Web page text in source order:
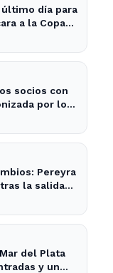
día para
a la Copa
socios con
por los
Pereyra
la salida
del Plata
y un